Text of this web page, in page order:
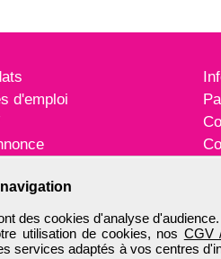
des cookies d'analyse
utilisation de cookies, nos CGV
services adaptés à vos centres
d'emploi